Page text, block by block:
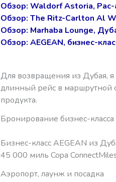
Обзор: Waldorf Astoria,
Обзор: The Ritz-Carlton Al
Обзор: Marhaba Lounge,
Обзор: AEGEAN, бизнес-
Для возвращения из Дубая, я
длинный рейс в маршрутной
продукта.
Бронирование бизнес-класса
Бизнес-класс AEGEAN из
45 000 миль Copa
Аэропорт, лаунж и посадка